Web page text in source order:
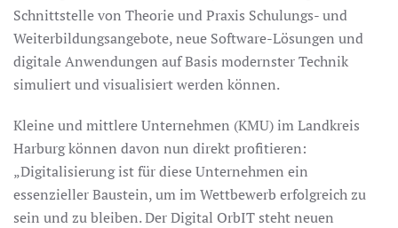
Schnittstelle von Theorie und Praxis Schulungs- und
Weiterbildungsangebote, neue Software-Lösungen und
digitale Anwendungen auf Basis modernster Technik
simuliert und visualisiert werden können.
Kleine und mittlere Unternehmen (KMU) im Landkreis
Harburg können davon nun direkt profitieren:
„Digitalisierung ist für diese Unternehmen ein
essenzieller Baustein, um im Wettbewerb erfolgreich zu
sein und zu bleiben. Der Digital OrbIT steht neuen